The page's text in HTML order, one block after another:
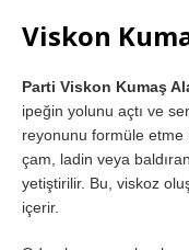
Viskon
Parti Viskon Kumaş
ipeğin yolunu açtı ve
reyonunu formüle
çam, ladin veya
yetiştirilir. Bu, viskoz
içerir.